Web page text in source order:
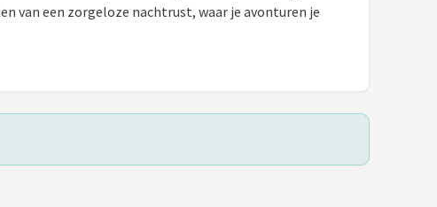
van een zorgeloze nachtrust, waar je avonturen je